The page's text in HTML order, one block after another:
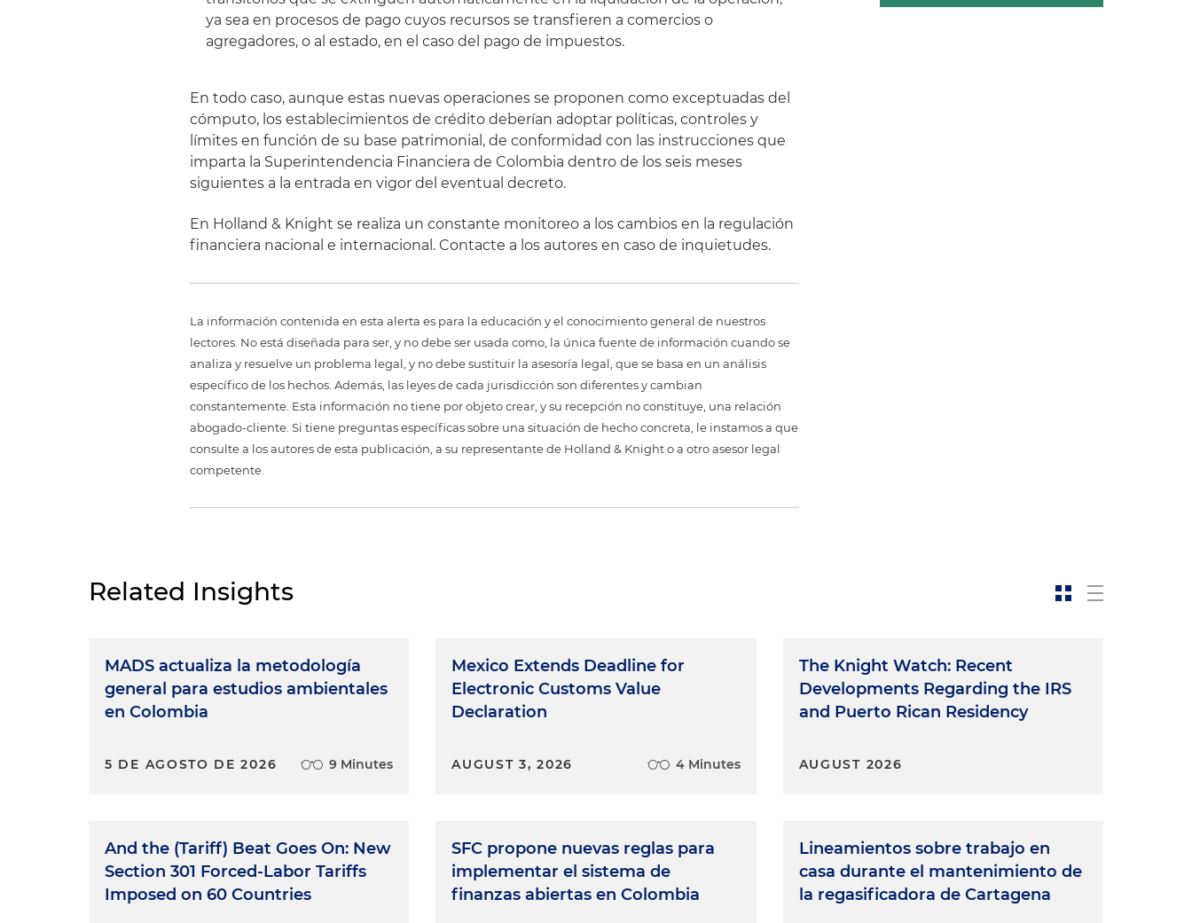
ya sea en procesos de pago cuyos recursos se transfieren a comercios o
agregadores, o al estado, en el caso del pago de impuestos.
En todo caso, aunque estas nuevas operaciones se proponen como exceptuadas del
cómputo, los establecimientos de crédito deberían adoptar políticas, controles y
límites en función de su base patrimonial, de conformidad con las instrucciones que
imparta la Superintendencia Financiera de Colombia dentro de los seis meses
siguientes a la entrada en vigor del eventual decreto.
En Holland & Knight se realiza un constante monitoreo a los cambios en la regulación
financiera nacional e internacional. Contacte a los autores en caso de inquietudes.
La información contenida en esta alerta es para la educación y el conocimiento general de nuestros
lectores. No está diseñada para ser, y no debe ser usada como, la única fuente de información cuando se
analiza y resuelve un problema legal, y no debe sustituir la asesoría legal, que se basa en un análisis
específico de los hechos. Además, las leyes de cada jurisdicción son diferentes y cambian
constantemente. Esta información no tiene por objeto crear, y su recepción no constituye, una relación
abogado-cliente. Si tiene preguntas específicas sobre una situación de hecho concreta, le instamos a que
consulte a los autores de esta publicación, a su representante de Holland & Knight o a otro asesor legal
competente.
Related Insights
MADS actualiza la metodología
general para estudios ambientales
en Colombia
5 DE AGOSTO DE 2026 9 Minutes
And the (Tariff) Beat Goes On: New
Section 301 Forced-Labor Tariffs
Imposed on 60 Countries
Mexico Extends Deadline for
Electronic Customs Value
Declaration
AUGUST 3, 2026 4 Minutes
SFC propone nuevas reglas para
implementar el sistema de
finanzas abiertas en Colombia
The Knight Watch: Recent
Developments Regarding the IRS
and Puerto Rican Residency
AUGUST 2026
Lineamientos sobre trabajo en
casa durante el mantenimiento de
la regasificadora de Cartagena